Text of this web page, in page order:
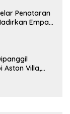
Penataran
Empat
Aston Villa,